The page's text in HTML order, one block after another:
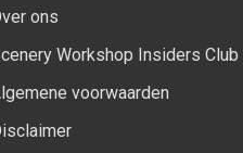
ons
Workshop Insiders Club
voorwaarden